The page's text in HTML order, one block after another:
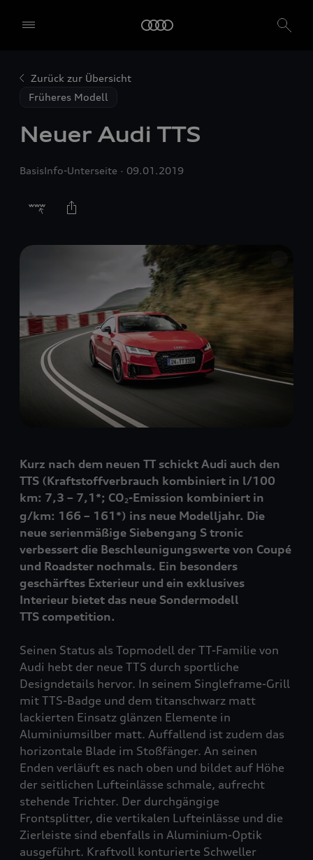
Früheres Modell
Neuer Audi TTS
Zurück zur Übersicht
BasisInfo-Unterseite 09.01.2019
Kurz nach dem neuen TT schickt Audi auch den
TTS (Kraftstoffverbrauch kombiniert in l/100
km: 7,3 – 7,1*; CO2-Emission kombiniert in
g/km: 166 – 161*) ins neue Modelljahr. Die
neue serienmäßige Siebengang S tronic
verbessert die Beschleunigungswerte von Coupé
und Roadster nochmals. Ein besonders
geschärftes Exterieur und ein exklusives
Interieur bietet das neue Sondermodell
TTS competition.
Seinen Status als Topmodell der TT-Familie von
Audi hebt der neue TTS durch sportliche
Designdetails hervor. In seinem Singleframe-Grill
mit TTS-Badge und dem titanschwarz matt
lackierten Einsatz glänzen Elemente in
Aluminiumsilber matt. Auffallend ist zudem das
horizontale Blade im Stoßfänger. An seinen
Enden verläuft es nach oben und bildet auf Höhe
der seitlichen Lufteinlässe schmale, aufrecht
stehende Trichter. Der durchgängige
Frontsplitter, die vertikalen Lufteinlässe und die
Zierleiste sind ebenfalls in Aluminium-Optik
ausgeführt. Kraftvoll konturierte Schweller